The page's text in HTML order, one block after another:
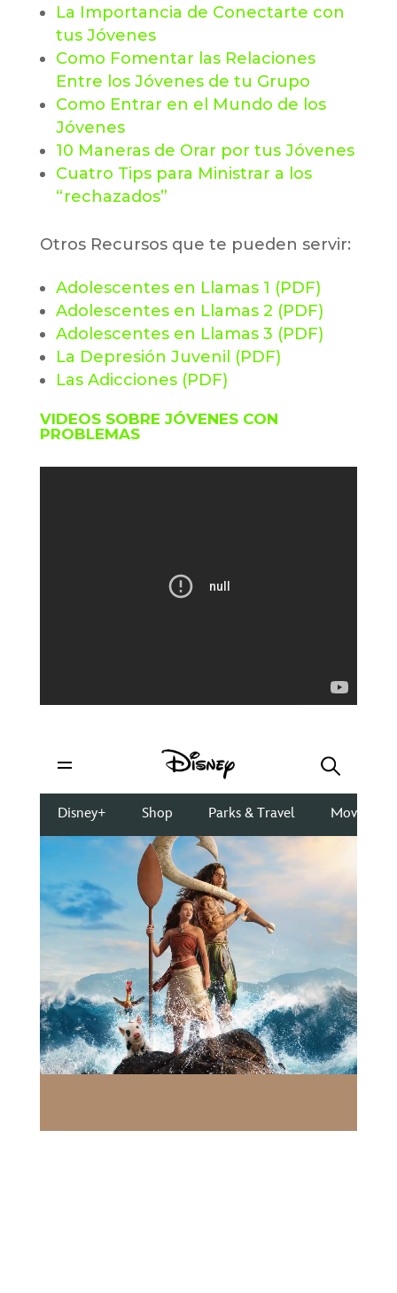
La Importancia de Conectarte con
tus Jóvenes
Como Fomentar las Relaciones
Entre los Jóvenes de tu Grupo
Como Entrar en el Mundo de los
Jóvenes
10 Maneras de Orar por tus Jóvenes
Cuatro Tips para Ministrar a los
“rechazados”
Otros Recursos que te pueden servir:
Adolescentes en Llamas 1 (PDF)
Adolescentes en Llamas 2 (PDF)
Adolescentes en Llamas 3 (PDF)
La Depresión Juvenil (PDF)
Las Adicciones (PDF)
VIDEOS SOBRE JÓVENES CON
PROBLEMAS